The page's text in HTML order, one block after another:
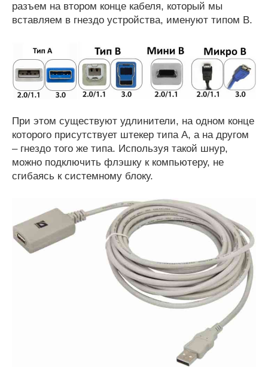
разъем на втором конце кабеля, который мы
вставляем в гнездо устройства, именуют типом В.
При этом существуют удлинители, на одном конце
которого присутствует штекер типа А, а на другом
– гнездо того же типа. Используя такой шнур,
можно подключить флэшку к компьютеру, не
сгибаясь к системному блоку.